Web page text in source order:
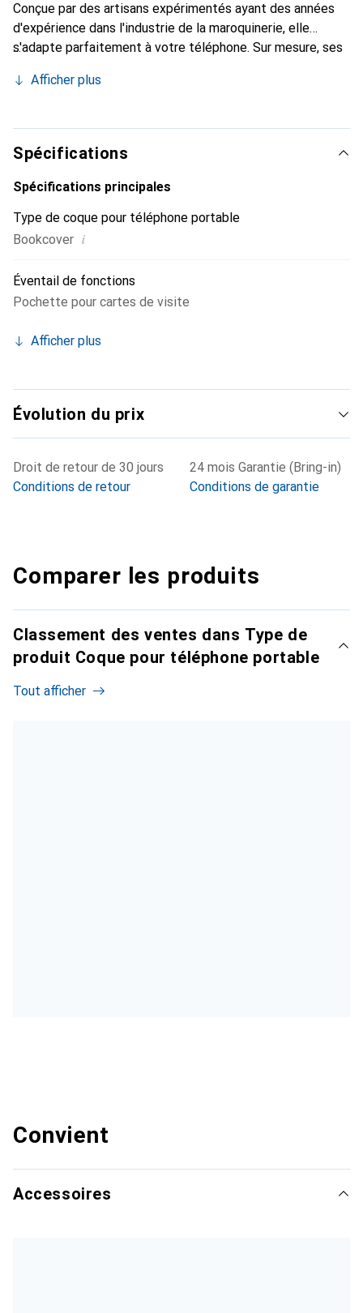
Conçue par des artisans expérimentés ayant des années
d'expérience dans l'industrie de la maroquinerie, elle
s'adapte parfaitement à votre téléphone. Sur mesure, ses
Elle devient l'accessoire chic et indispensable pour votre
internationalement pour ses produits de haute qualité et
constitue un choix fiable pour une clientèle exigeante.
Afficher plus
Spécifications
Spécifications principales
Type de coque pour téléphone portable
Bookcover i
Éventail de fonctions
Pochette pour cartes de visite
Afficher plus
Évolution du prix
Droit de retour de 30 jours
Conditions de retour
24 mois Garantie (Bring-in)
Conditions de garantie
Comparer les produits
Classement des ventes dans Type de
produit Coque pour téléphone portable
Tout afficher
Convient
Accessoires